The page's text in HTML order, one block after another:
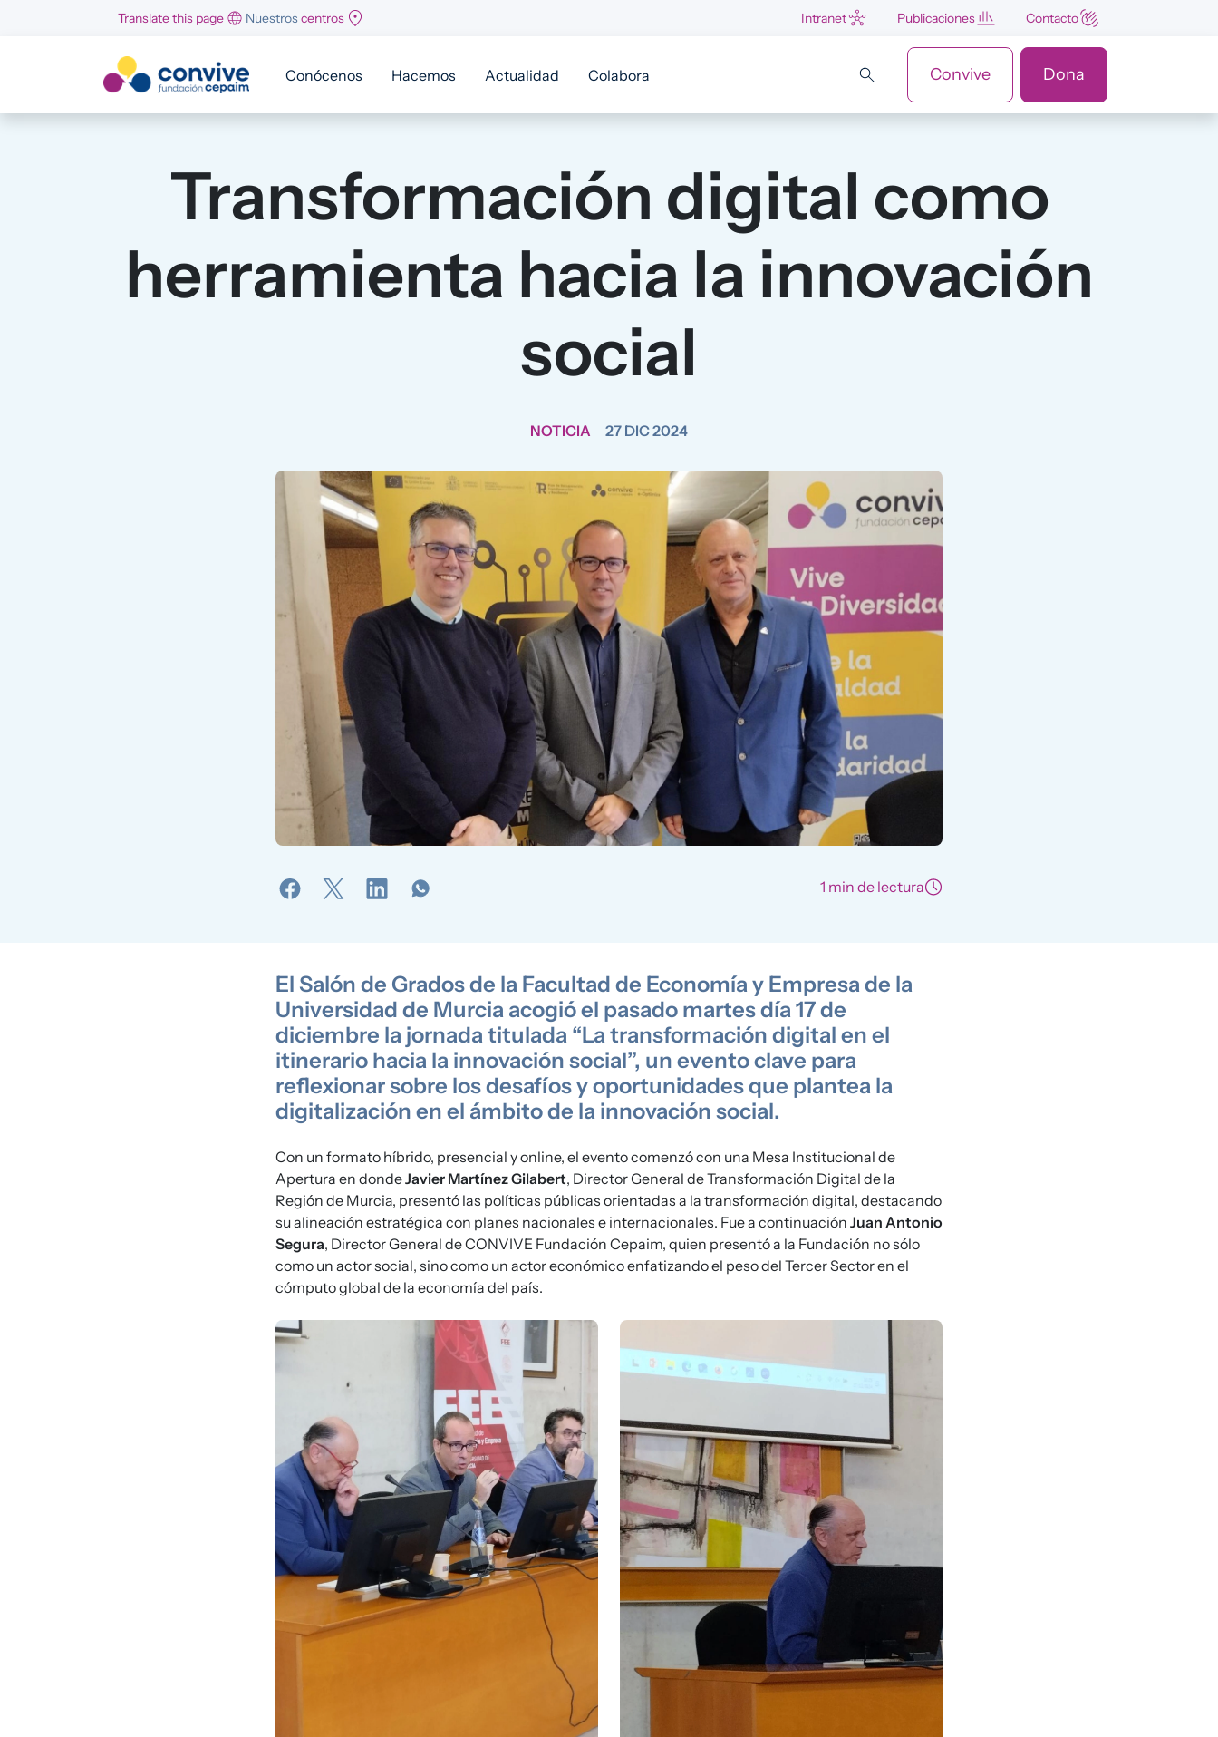
Pasar al contenido principal
Translate this page Nuestroscentros Intranet Publicaciones Contacto
Conócenos Hacemos Actualidad Colabora Convive Dona
Transformación digital como
herramienta hacia la innovación
social
NOTICIA 27 DIC 2024
1 min de lectura
El Salón de Grados de la Facultad de Economía y Empresa de la
Universidad de Murcia acogió el pasado martes día 17 de
diciembre la jornada titulada “La transformación digital en el
itinerario hacia la innovación social”, un evento clave para
reflexionar sobre los desafíos y oportunidades que plantea la
digitalización en el ámbito de la innovación social.
Con un formato híbrido, presencial y online, el evento comenzó con una Mesa Institucional de
Apertura en dondeJavier Martínez Gilabert, Director General de Transformación Digital de la
Región de Murcia, presentó las políticas públicas orientadas a la transformación digital, destacando
su alineación estratégica con planes nacionales e internacionales. Fue a continuación Juan Antonio
Segura, Director General de CONVIVE Fundación Cepaim, quien presentó a la Fundación no sólo
como un actor social, sino como un actor económico enfatizando el peso del Tercer Sector en el
cómputo global de la economía del país.
Imagen Imagen